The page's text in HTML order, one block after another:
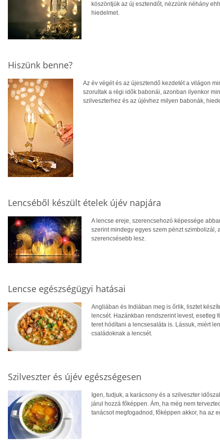
köszöntjük az új esztendőt, nézzünk néhány
hiedelmet.
Hiszünk benne?
Az év végét és az újesztendő kezdetét a világon
szorultak a régi idők babonái, azonban ilyenkor
szilveszterhez és az újévhez milyen babonák,
Lencséből készült ételek újév napjára
A lencse ereje, szerencsehozó képessége
szerint mindegy egyes szem pénzt szimbolizál,
szerencsésebb lesz.
Lencse egészségügyi hatásai
Angliában és Indiában meg is őrlik, lisztet
lencsét. Hazánkban rendszerint levest,
teret hódítani a lencsesaláta is. Lássuk, miért
családoknak a lencsét.
Szilveszter és újév egészségesen
Igen, tudjuk, a karácsony és a szilveszter
járul hozzá főképpen. Ám, ha még nem
tanácsot megfogadnod, főképpen akkor, ha az